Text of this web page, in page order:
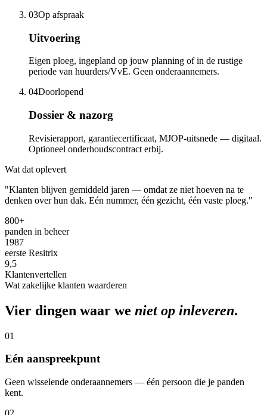
03Op afspraak
Uitvoering
Eigen ploeg, ingepland op jouw planning of in de rustige
periode van huurders/VvE. Geen onderaannemers.
04Doorlopend
Dossier & nazorg
Revisierapport, garantiecertificaat, MJOP-uitsnede — digitaal.
Optioneel onderhoudscontract erbij.
Wat dat oplevert
"Klanten blijven gemiddeld jaren — omdat ze niet hoeven na te
denken over hun dak. Eén nummer, één gezicht, één vaste ploeg."
800+
panden in beheer
1987
eerste Resitrix
9,5
Klantenvertellen
Wat zakelijke klanten waarderen
Vier dingen waar we niet op inleveren.
01
Eén aanspreekpunt
Geen wisselende onderaannemers — één persoon die je panden
kent.
02